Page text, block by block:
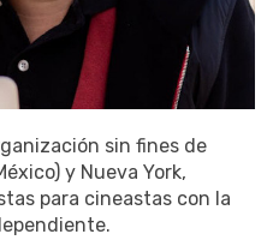
sin fines de
y Nueva York,
para cineastas con la